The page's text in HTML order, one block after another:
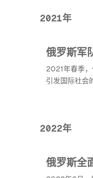
2021年
俄罗斯军
2021年春季，
引发国际社会
2022年
俄罗斯全